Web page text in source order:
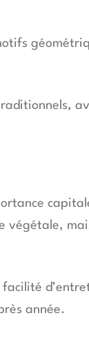
végétale,
année.